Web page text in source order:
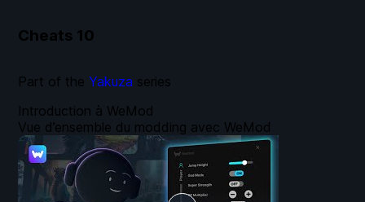
Cheats 10
Introduction à WeMod
Vue d’ensemble du modding avec WeMod
Part of the Yakuza series